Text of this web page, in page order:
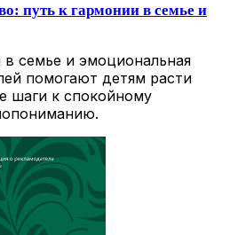
путь к гармонии в семье и
в семье и эмоциональная
помогают детям расти
шаги к спокойному